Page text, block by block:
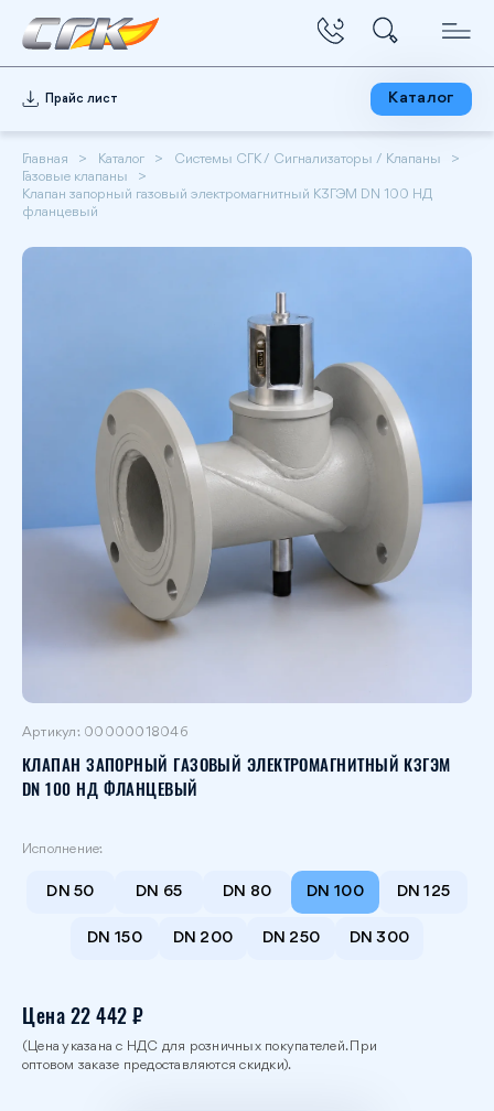
Прайс лист Каталог
Главная Каталог
Системы СГК / Сигнализаторы / Клапаны
Газовые клапаны
Клапан запорный газовый электромагнитный КЗГЭМ DN 100 НД
фланцевый
Артикул: 00000018046
КЛАПАН ЗАПОРНЫЙ ГАЗОВЫЙ ЭЛЕКТРОМАГНИТНЫЙ КЗГЭМ
DN 100 НД ФЛАНЦЕВЫЙ
Исполнение:
DN 50 DN 65 DN 80 DN 100 DN 125
DN 150 DN 200 DN 250 DN 300
Цена 22 442 ₽
(Цена указана с НДС для розничных покупателей. При
оптовом заказе предоставляются скидки).